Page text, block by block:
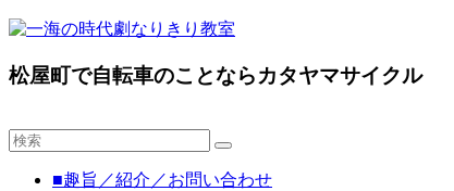
一
の
時
松屋町で自転車のことならカタヤマサイクル
■趣旨／紹介／お問い合わせ